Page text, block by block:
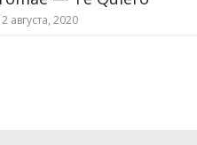
августа, 2020